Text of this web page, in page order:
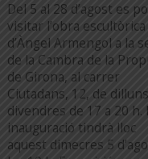
Del 5 al 28 d’agost es
visitar l’obra escultòrica
d’Àngel Armengol a la
de la Cambra de la
de Girona, al carrer
Ciutadans, 12, de
divendres de 17 a 20 h.
inauguració tindrà lloc
aquest dimecres 5